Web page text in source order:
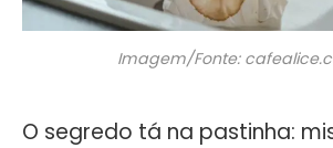
Imagem/Fonte:
O segredo tá na pastinha: